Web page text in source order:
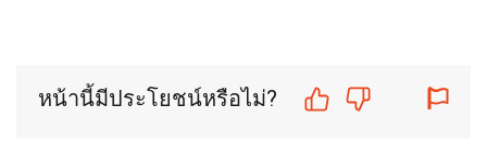
หน้านี้มีประโยชน์หรือไม่?